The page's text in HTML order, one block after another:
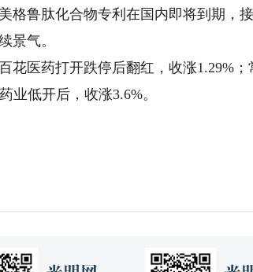
格鲁肽化合物专利在国内即将到期，接
景气。
医药打开跌停后翻红，收涨1.29%；
业低开后，收涨3.6%。